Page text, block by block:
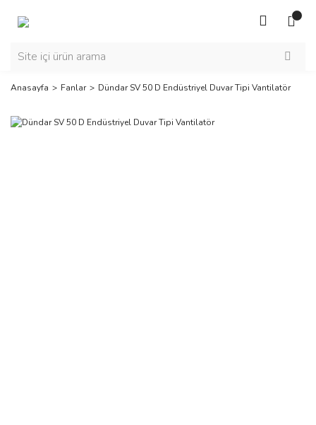
Anasayfa Fanlar Dündar SV 50 D Endüstriyel Duvar Tipi Vantilatör